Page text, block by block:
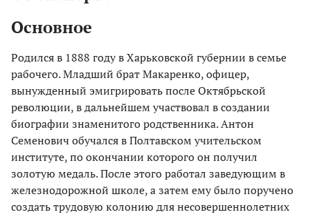
Основное
Родился в 1888 году в Харьковской губернии в семье
рабочего. Младший брат Макаренко, офицер,
вынужденный эмигрировать после Октябрьской
революции, в дальнейшем участвовал в создании
биографии знаменитого родственника. Антон
Семенович обучался в Полтавском учительском
институте, по окончании которого он получил
золотую медаль. После этого работал заведующим в
железнодорожной школе, а затем ему было поручено
создать трудовую колонию для несовершеннолетних